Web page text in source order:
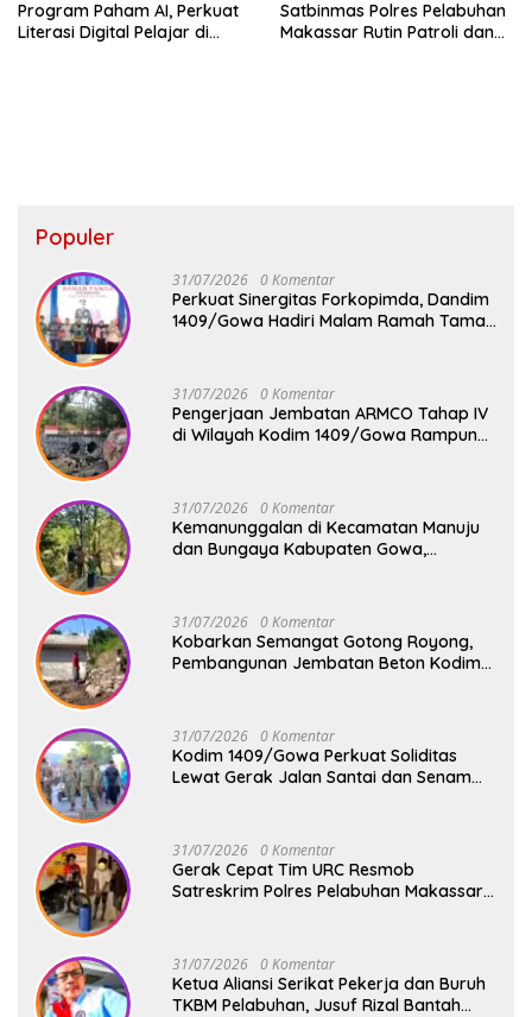
Program Paham AI, Perkuat
Literasi Digital Pelajar di
Satbinmas Polres Pelabuhan
Makassar Rutin Patroli dan
Populer
31/07/2026 0 Komentar
Perkuat Sinergitas Forkopimda, Dandim
1409/Gowa Hadiri Malam Ramah Tamah
31/07/2026 0 Komentar
Pengerjaan Jembatan ARMCO Tahap IV
di Wilayah Kodim 1409/Gowa Rampung
31/07/2026 0 Komentar
Kemanunggalan di Kecamatan Manuju
dan Bungaya Kabupaten Gowa,
31/07/2026 0 Komentar
Kobarkan Semangat Gotong Royong,
Pembangunan Jembatan Beton Kodim
31/07/2026 0 Komentar
Kodim 1409/Gowa Perkuat Soliditas
Lewat Gerak Jalan Santai dan Senam
31/07/2026 0 Komentar
Gerak Cepat Tim URC Resmob
Satreskrim Polres Pelabuhan Makassar
31/07/2026 0 Komentar
Ketua Aliansi Serikat Pekerja dan Buruh
TKBM Pelabuhan, Jusuf Rizal Bantah